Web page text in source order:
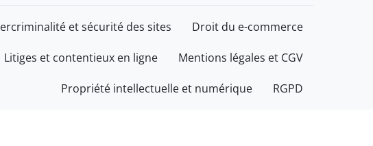
et sécurité des sites Droit du e-commerce
Litiges et contentieux en ligne Mentions légales et CGV
Propriété intellectuelle et numérique RGPD